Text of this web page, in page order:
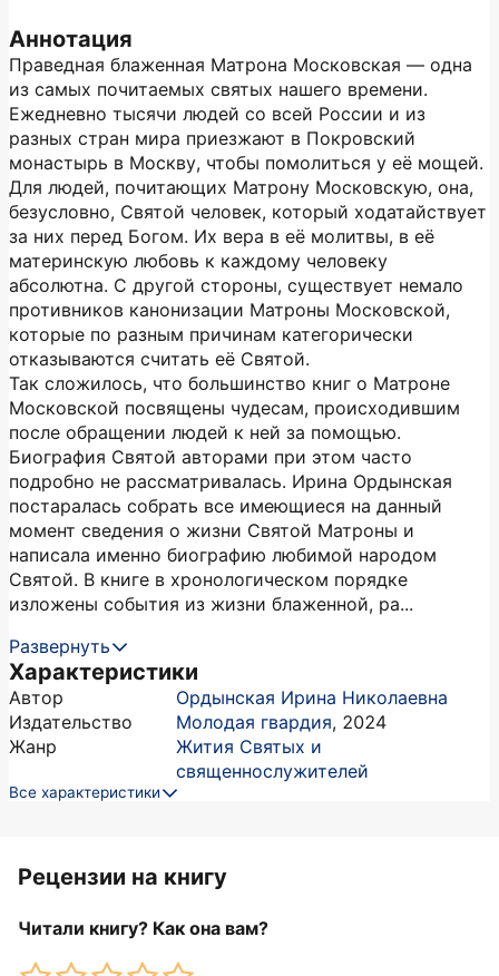
Аннотация
Праведная блаженная Матрона Московская — одна
из самых почитаемых святых нашего времени.
Ежедневно тысячи людей со всей России и из
разных стран мира приезжают в Покровский
монастырь в Москву, чтобы помолиться у её мощей.
Для людей, почитающих Матрону Московскую, она,
безусловно, Святой человек, который ходатайствует
за них перед Богом. Их вера в её молитвы, в её
материнскую любовь к каждому человеку
абсолютна. С другой стороны, существует немало
противников канонизации Матроны Московской,
которые по разным причинам категорически
отказываются считать её Святой.
Так сложилось, что большинство книг о Матроне
Московской посвящены чудесам, происходившим
после обращении людей к ней за помощью.
Биография Святой авторами при этом часто
подробно не рассматривалась. Ирина Ордынская
постаралась собрать все имеющиеся на данный
момент сведения о жизни Святой Матроны и
написала именно биографию любимой народом
Святой. В книге в хронологическом порядке
изложены события из жизни блаженной, ра...
Развернуть
Характеристики
Автор
Ордынская Ирина Николаевна
Издательство
Молодая гвардия, 2024
Жанр
Жития Святых и
священнослужителей
Все характеристики
Рецензии на книгу
Читали книгу? Как она вам?